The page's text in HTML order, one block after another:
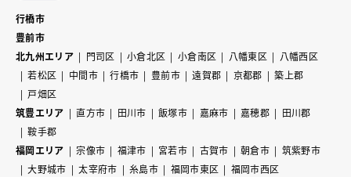
行橋市
豊前市
北九州エリア
門司区 小倉北区 小倉南区 八幡東区
八幡西区
若松区
中間市 行橋市 豊前市 遠賀郡 京都郡
築上郡
戸畑区
筑豊エリア
直方市 田川市 飯塚市 嘉麻市 嘉穂郡
田川郡
鞍手郡
福岡エリア
宗像市 福津市 宮若市 古賀市 朝倉市
筑紫野市
大野城市
太宰府市 糸島市 福岡市東区
福岡市西区